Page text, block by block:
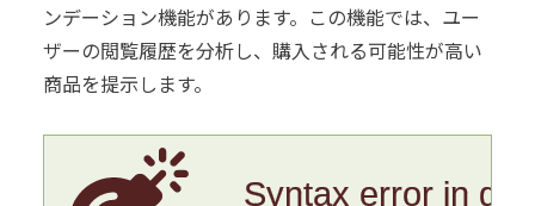
ンデーション機能があります。この機能では、ユー
ザーの閲覧履歴を分析し、購入される可能性が高い
商品を提示します。
Syntax error in